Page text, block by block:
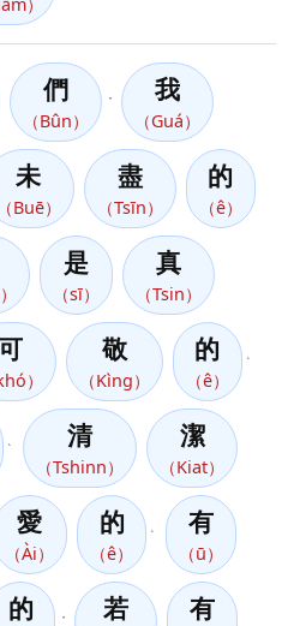
們
（Bûn）
我
（Guá）
未
（Buē）
盡
（Tsīn）
的
（ê）
是
（sī）
真
（Tsin）
）
敬
（Kìng）
的
（ê）
清
（Tshinn）
潔
（Kiat）
愛
（Ài）
的
（ê）
有
（ū）
的 若 有